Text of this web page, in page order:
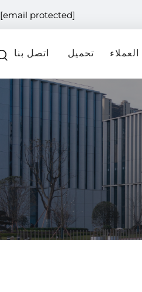
[email protected]
تحميل اتصل بنا